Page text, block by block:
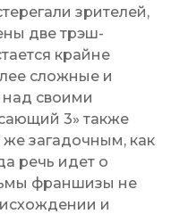
зрителей,
две трэш-
крайне
сложные и
своими
3» также
же загадочным, как
речь идет о
франшизы не
и